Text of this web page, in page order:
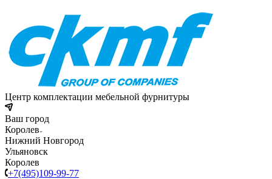
Центр комплектации мебельной фурнитуры
Ваш город
Королев
Нижний Новгород
Ульяновск
Королев
+7(495)109-99-77